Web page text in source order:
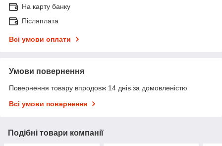
На карту банку
Післяплата
Всі умови оплати
Умови повернення
Повернення товару впродовж 14 днів за домовленістю
Всі умови повернення
Подібні товари компанії